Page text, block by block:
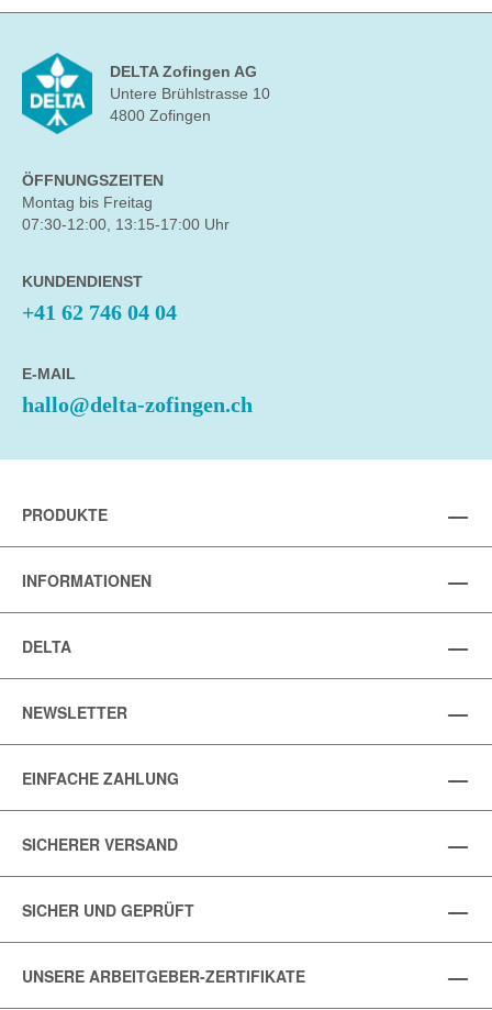
DELTA Zofingen AG
Untere Brühlstrasse 10
4800 Zofingen
ÖFFNUNGSZEITEN
Montag bis Freitag
07:30-12:00, 13:15-17:00 Uhr
KUNDENDIENST
+41 62 746 04 04
E-MAIL
hallo@delta-zofingen.ch
PRODUKTE
INFORMATIONEN
DELTA
NEWSLETTER
EINFACHE ZAHLUNG
SICHERER VERSAND
SICHER UND GEPRÜFT
UNSERE ARBEITGEBER-ZERTIFIKATE